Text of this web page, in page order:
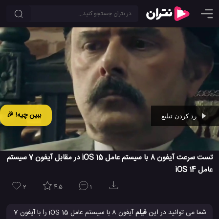
ببین چیه! 🎉
00:33
تست سرعت آیفون 8 با سیستم عامل iOS 15 در مقابل آیفون 7 سیستم
عامل iOS 14
2 4.5 1
شما می توانید در اینفیلم
آیفون 8 با سیستم عامل iOS 15 را با آیفون 7